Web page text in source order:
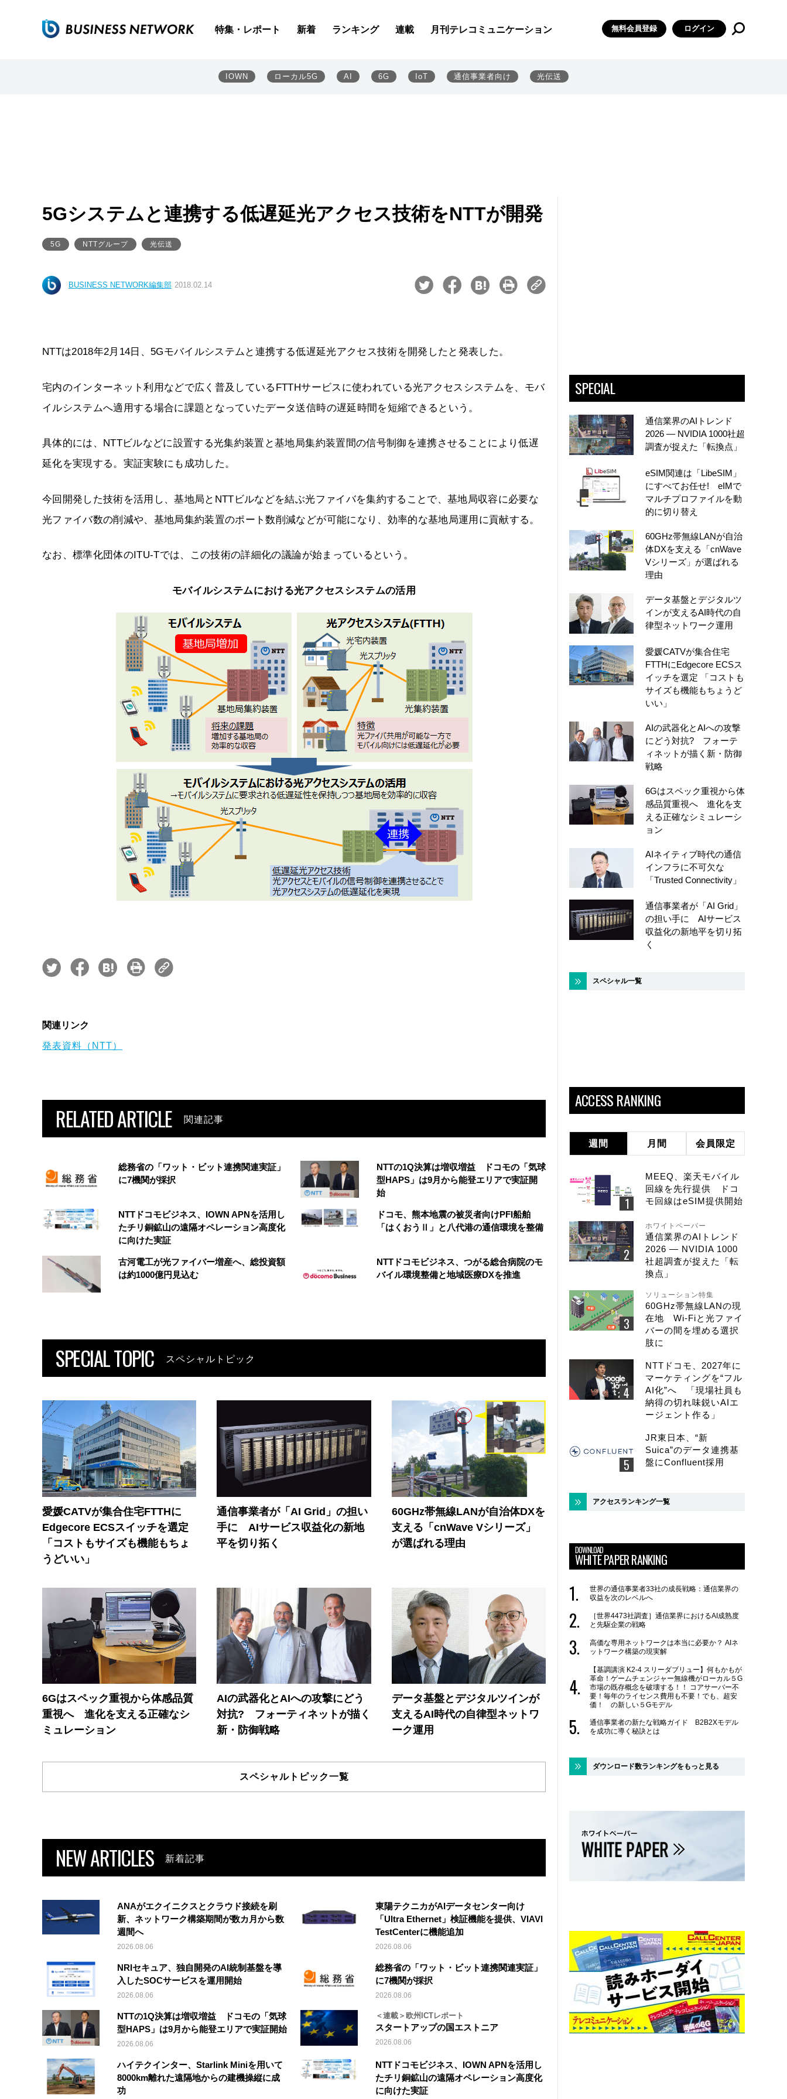
特集・レポート 新着 ランキング 連載 月刊テレコミュニケーション 無料会員登録 ログイン
IOWN ローカル5G AI 6G IoT 通信事業者向け 光伝送
5Gシステムと連携する低遅延光アクセス技術をNTTが開発
5G NTTグループ 光伝送
BUSINESS NETWORK編集部 2018.02.14
NTTは2018年2月14日、5Gモバイルシステムと連携する低遅延光アクセス技術を開発したと発表した。
宅内のインターネット利用などで広く普及しているFTTHサービスに使われている光アクセスシステムを、モバ
イルシステムへ適用する場合に課題となっていたデータ送信時の遅延時間を短縮できるという。
具体的には、NTTビルなどに設置する光集約装置と基地局集約装置間の信号制御を連携させることにより低遅
延化を実現する。実証実験にも成功した。
今回開発した技術を活用し、基地局とNTTビルなどを結ぶ光ファイバを集約することで、基地局収容に必要な
光ファイバ数の削減や、基地局集約装置のポート数削減などが可能になり、効率的な基地局運用に貢献する。
なお、標準化団体のITU-Tでは、この技術の詳細化の議論が始まっているという。
モバイルシステムにおける光アクセスシステムの活用
関連リンク
発表資料（NTT）
RELATED ARTICLE 関連記事
総務省の「ワット・ビット連携関連実証」
に7機関が採択
NTTの1Q決算は増収増益 ドコモの「気球
型HAPS」は9月から能登エリアで実証開
始
NTTドコモビジネス、IOWN APNを活用し
たチリ銅鉱山の遠隔オペレーション高度化
に向けた実証
ドコモ、熊本地震の被災者向けPFI船舶
「はくおうⅡ」と八代港の通信環境を整備
古河電工が光ファイバー増産へ、総投資額
は約1000億円見込む
NTTドコモビジネス、つがる総合病院のモ
バイル環境整備と地域医療DXを推進
SPECIAL TOPIC スペシャルトピック
愛媛CATVが集合住宅FTTHに
Edgecore ECSスイッチを選定
「コストもサイズも機能もちょ
うどいい」
通信事業者が「AI Grid」の担い
手に AIサービス収益化の新地
平を切り拓く
60GHz帯無線LANが自治体DXを
支える「cnWave Vシリーズ」
が選ばれる理由
6Gはスペック重視から体感品質
重視へ 進化を支える正確なシ
ミュレーション
AIの武器化とAIへの攻撃にどう
対抗? フォーティネットが描く
新・防御戦略
データ基盤とデジタルツインが
支えるAI時代の自律型ネットワ
ーク運用
スペシャルトピック一覧
NEW ARTICLES 新着記事
ANAがエクイニクスとクラウド接続を刷
新、ネットワーク構築期間が数カ月から数
週間へ
2026.08.06
東陽テクニカがAIデータセンター向け
「Ultra Ethernet」検証機能を提供、VIAVI
TestCenterに機能追加
2026.08.06
NRIセキュア、独自開発のAI統制基盤を導
入したSOCサービスを運用開始
2026.08.06
総務省の「ワット・ビット連携関連実証」
に7機関が採択
2026.08.06
NTTの1Q決算は増収増益 ドコモの「気球
型HAPS」は9月から能登エリアで実証開始
2026.08.06
＜連載＞欧州ICTレポート
スタートアップの国エストニア
2026.08.06
ハイテクインター、Starlink Miniを用いて
8000km離れた遠隔地からの建機操縦に成
功
NTTドコモビジネス、IOWN APNを活用し
たチリ銅鉱山の遠隔オペレーション高度化
に向けた実証
SPECIAL
通信業界のAIトレンド
2026 ― NVIDIA 1000社超
調査が捉えた「転換点」
eSIM関連は「LibeSIM」
にすべてお任せ! eIMで
マルチプロファイルを動
的に切り替え
60GHz帯無線LANが自治
体DXを支える「cnWave
Vシリーズ」が選ばれる
理由
データ基盤とデジタルツ
インが支えるAI時代の自
律型ネットワーク運用
愛媛CATVが集合住宅
FTTHにEdgecore ECSス
イッチを選定 「コストも
サイズも機能もちょうど
いい」
AIの武器化とAIへの攻撃
にどう対抗? フォーテ
ィネットが描く新・防御
戦略
6Gはスペック重視から体
感品質重視へ 進化を支
える正確なシミュレーシ
ョン
AIネイティブ時代の通信
インフラに不可欠な
「Trusted Connectivity」
通信事業者が「AI Grid」
の担い手に AIサービス
収益化の新地平を切り拓
く
スペシャル一覧
ACCESS RANKING
週間 月間 会員限定
MEEQ、楽天モバイル
回線を先行提供 ドコ
モ回線はeSIM提供開始
ホワイトペーパー
通信業界のAIトレンド
2026 ― NVIDIA 1000
社超調査が捉えた「転
換点」
ソリューション特集
60GHz帯無線LANの現
在地 Wi-Fiと光ファイ
バーの間を埋める選択
肢に
NTTドコモ、2027年に
マーケティングを“フル
AI化”へ 「現場社員も
納得の切れ味鋭いAIエ
ージェント作る」
JR東日本、“新
Suica”のデータ連携基
盤にConfluent採用
アクセスランキング一覧
DOWNLOAD
WHITE PAPER RANKING
世界の通信事業者33社の成長戦略：通信業界の
収益を次のレベルへ
［世界4473社調査］通信業界におけるAI成熟度
と先駆企業の戦略
高価な専用ネットワークは本当に必要か？ AIネ
ットワーク構築の現実解
【基調講演 K2-4 スリーダブリュー】何もかもが
革命！ゲームチェンジャー無線機がローカル５G
市場の既存概念を破壊する！！ コアサーバー不
要！毎年のライセンス費用も不要！でも、超安
価！ の新しい５Gモデル
通信事業者の新たな戦略ガイド B2B2Xモデル
を成功に導く秘訣とは
ダウンロード数ランキングをもっと見る